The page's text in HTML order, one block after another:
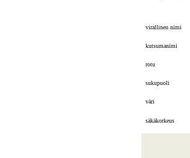
virallinen nimi
kutsumanimi
rotu
sukupuoli
väri
säkäkorkeus